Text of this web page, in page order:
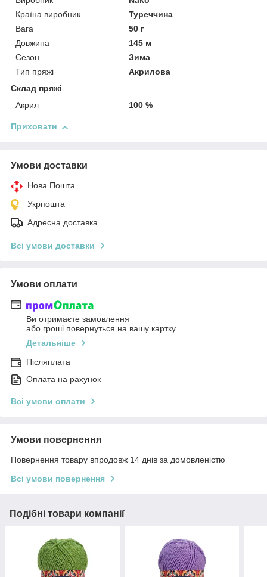
Країна виробник
Туреччина
Вага
50 г
Довжина
145 м
Сезон
Зима
Тип пряжі
Акрилова
Склад пряжі
Акрил
100 %
Приховати
Умови доставки
Нова Пошта
Укрпошта
Адресна доставка
Всі умови доставки
Умови оплати
Ви отримаєте замовлення
або гроші повернуться на вашу картку
Детальніше
Післяплата
Оплата на рахунок
Всі умови оплати
Умови повернення
Повернення товару впродовж 14 днів за домовленістю
Всі умови повернення
Подібні товари компанії